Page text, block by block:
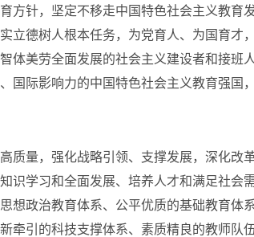
方针，坚定不移走中国特色社会主义教育
立德树人根本任务，为党育人、为国育才
体美劳全面发展的社会主义建设者和接班
国际影响力的中国特色社会主义教育强国
量，强化战略引领、支撑发展，深化改
识学习和全面发展、培养人才和满足社会
想政治教育体系、公平优质的基础教育体
牵引的科技支撑体系、素质精良的教师队